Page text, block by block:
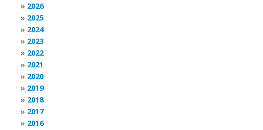
2026
2025
2024
2023
2022
2021
2020
2019
2018
2017
2016